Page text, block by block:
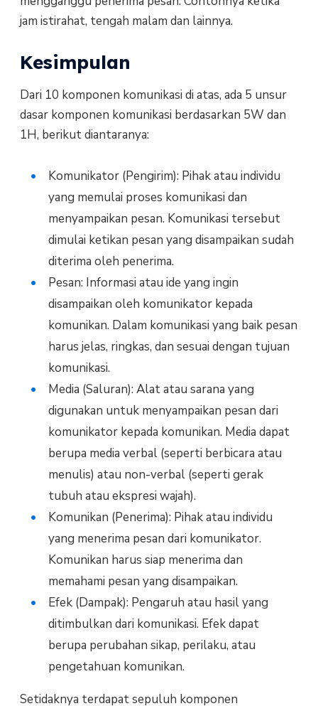
jam istirahat, tengah malam dan lainnya.
Kesimpulan
Dari 10 komponen komunikasi di atas, ada 5 unsur
dasar komponen komunikasi berdasarkan 5W dan
1H, berikut diantaranya:
Komunikator (Pengirim): Pihak atau individu
yang memulai proses komunikasi dan
menyampaikan pesan. Komunikasi tersebut
dimulai ketikan pesan yang disampaikan sudah
diterima oleh penerima.
Pesan: Informasi atau ide yang ingin
disampaikan oleh komunikator kepada
komunikan. Dalam komunikasi yang baik pesan
harus jelas, ringkas, dan sesuai dengan tujuan
komunikasi.
Media (Saluran): Alat atau sarana yang
digunakan untuk menyampaikan pesan dari
komunikator kepada komunikan. Media dapat
berupa media verbal (seperti berbicara atau
menulis) atau non-verbal (seperti gerak
tubuh atau ekspresi wajah).
Komunikan (Penerima): Pihak atau individu
yang menerima pesan dari komunikator.
Komunikan harus siap menerima dan
memahami pesan yang disampaikan.
Efek (Dampak): Pengaruh atau hasil yang
ditimbulkan dari komunikasi. Efek dapat
berupa perubahan sikap, perilaku, atau
pengetahuan komunikan.
Setidaknya terdapat sepuluh komponen